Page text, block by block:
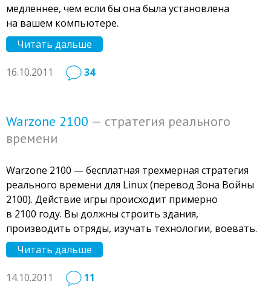
медленнее, чем если бы она была установлена
на вашем компьютере.
Читать дальше
16.10.2011 34
Warzone 2100 — стратегия реального
времени
Warzone 2100 — бесплатная трехмерная стратегия
реального времени для Linux (перевод Зона Войны
2100). Действие игры происходит примерно
в 2100 году. Вы должны строить здания,
производить отряды, изучать технологии, воевать.
Читать дальше
14.10.2011 11